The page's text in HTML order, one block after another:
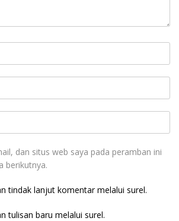
dan situs web saya pada peramban ini
berikutnya.
tindak lanjut komentar melalui surel.
tulisan baru melalui surel.